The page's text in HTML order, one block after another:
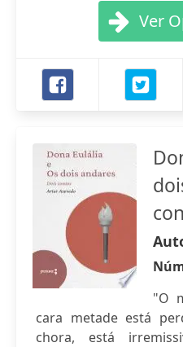
Ver
"O
cara metade está
chora, está